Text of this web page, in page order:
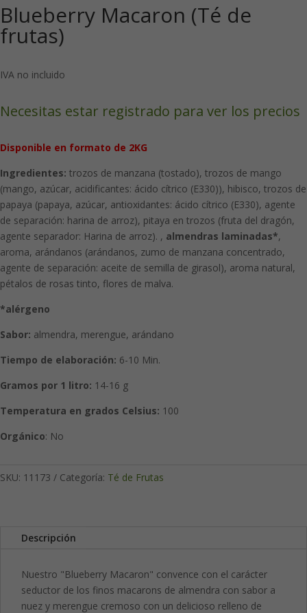
Blueberry Macaron (Té de
frutas)
IVA no incluido
Necesitas estar registrado para ver los precios
Disponible en formato de 2KG
Ingredientes: trozos de manzana (tostado), trozos de mango
(mango, azúcar, acidificantes: ácido cítrico (E330)), hibisco, trozos de
papaya (papaya, azúcar, antioxidantes: ácido cítrico (E330), agente
de separación: harina de arroz), pitaya en trozos (fruta del dragón,
agente separador: Harina de arroz). , almendras laminadas*,
aroma, arándanos (arándanos, zumo de manzana concentrado,
agente de separación: aceite de semilla de girasol), aroma natural,
pétalos de rosas tinto, flores de malva.
*alérgeno
Sabor: almendra, merengue, arándano
Tiempo de elaboración: 6-10 Min.
Gramos por 1 litro: 14-16 g
Temperatura en grados Celsius: 100
Orgánico: No
SKU: 11173 Categoría: Té de Frutas
Descripción
Nuestro "Blueberry Macaron" convence con el carácter
seductor de los finos macarons de almendra con sabor a
nuez y merengue cremoso con un delicioso relleno de